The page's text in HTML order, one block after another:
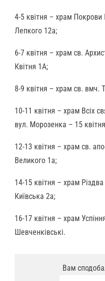
4-5 квітня – храм Покрови
Лепкого 12а;
6-7 квітня – храм св.
Квітня 1А;
8-9 квітня – храм св. вмч.
10-11 квітня – храм Всіх
вул. Морозенка – 15
12-13 квітня – храм св.
Великого 1а;
14-15 квітня – храм
Київська 2а;
16-17 квітня – храм
Шевченківські.
Вам